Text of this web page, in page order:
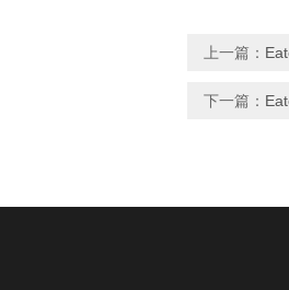
上一篇：
下一篇：